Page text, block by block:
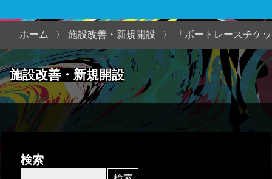
当協
議会
につ
いて
施設改善・新規開設
ホーム 施設改善・新規開設 「ボートレースチケ
検索